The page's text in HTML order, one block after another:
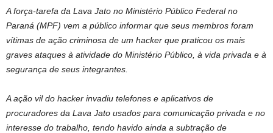
A força-tarefa da Lava Jato no Ministério Público Federal no
Paraná (MPF) vem a público informar que seus membros foram
vítimas de ação criminosa de um hacker que praticou os mais
graves ataques à atividade do Ministério Público, à vida privada e à
segurança de seus integrantes.
A ação vil do hacker invadiu telefones e aplicativos de
procuradores da Lava Jato usados para comunicação privada e no
interesse do trabalho, tendo havido ainda a subtração de